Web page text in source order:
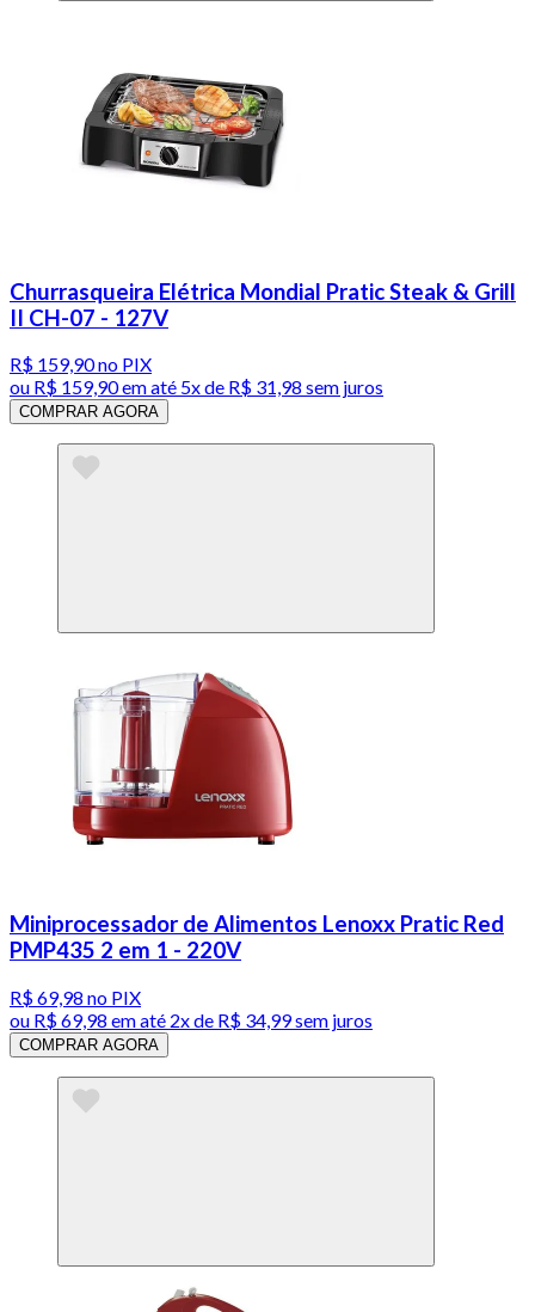
Churrasqueira Elétrica Mondial Pratic Steak & Grill
II CH-07 - 127V
R$ 159,90no PIX
ou R$ 159,90em até 5x de R$ 31,98 sem juros
COMPRAR AGORA
Miniprocessador de Alimentos Lenoxx Pratic Red
PMP435 2 em 1 - 220V
R$ 69,98 no PIX
ou R$ 69,98 em até 2x de R$ 34,99 sem juros
COMPRAR AGORA